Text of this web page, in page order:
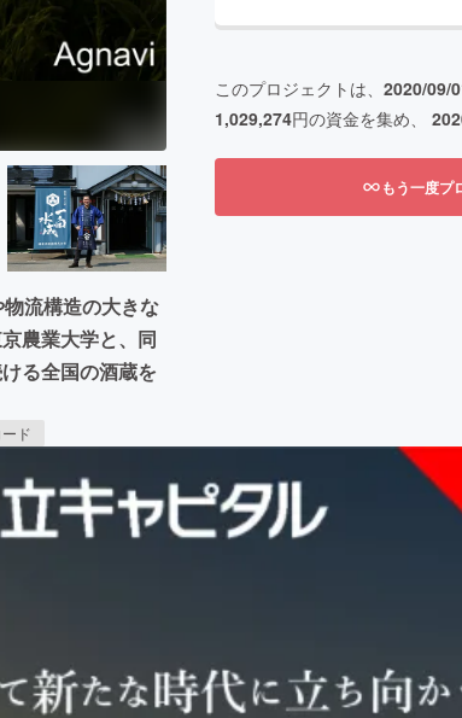
流構造の大きな
農業大学と、同
る全国の酒蔵を
ド
このプロジェクトは、 2020/09/
1,029,274円の資金を集め、
もう一度プ